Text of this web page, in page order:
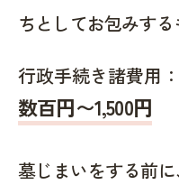
ちとしてお包みする
行政手続き諸費用：
数百円〜1,500円
墓じまいをする前